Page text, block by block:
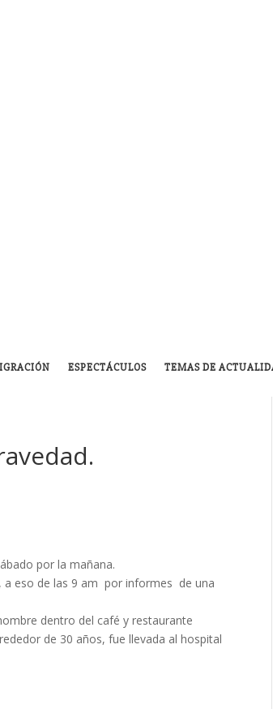
ESPECTÁCULOS TEMAS DE
por la mañana.
a eso de las 9 am por informes de una
dentro del café y restaurante
de 30 años, fue llevada al hospital